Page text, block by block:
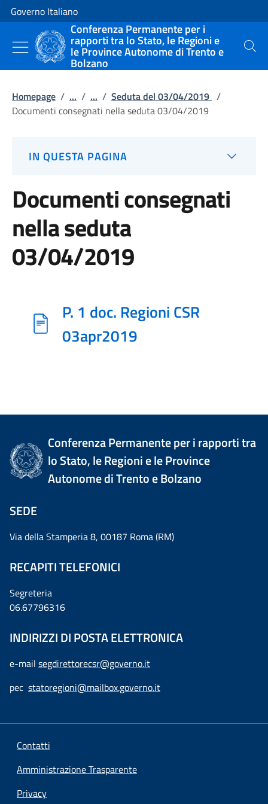
Vai al contenuto
Vai alla navigazione del sito
Governo Italiano
Conferenza Permanente per i
rapporti tra lo Stato, le Regioni e
le Province Autonome di Trento e
Bolzano
Cerca
Homepage / ... / ... / Seduta del 03/04/2019 /
Documenti consegnati nella seduta 03/04/2019
IN QUESTA PAGINA
Documenti consegnati
nella seduta
03/04/2019
P. 1 doc. Regioni CSR
03apr2019
Conferenza Permanente per i rapporti tra
lo Stato, le Regioni e le Province
Autonome di Trento e Bolzano
SEDE
Via della Stamperia 8, 00187 Roma (RM)
RECAPITI TELEFONICI
Segreteria
06.67796316
INDIRIZZI DI POSTA ELETTRONICA
e-mail segdirettorecsr@governo.it
pec statoregioni@mailbox.governo.it
Contatti
Amministrazione Trasparente
Privacy